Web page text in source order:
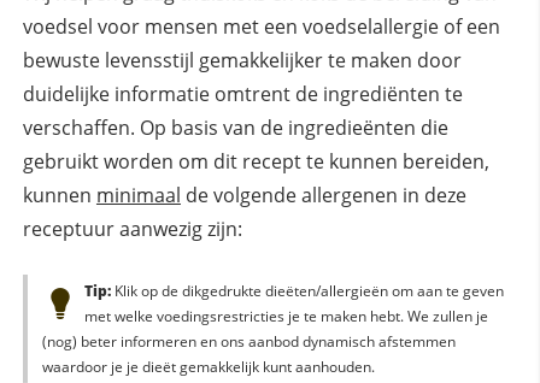
voedsel voor mensen met een voedselallergie of een
bewuste levensstijl gemakkelijker te maken door
duidelijke informatie omtrent de ingrediënten te
verschaffen. Op basis van de ingredieënten die
gebruikt worden om dit recept te kunnen bereiden,
kunnen minimaal de volgende allergenen in deze
receptuur aanwezig zijn:
Tip:Klik op de dikgedrukte dieëten/allergieën om aan te geven
met welke voedingsrestricties je te maken hebt. We zullen je
(nog) beter informeren en ons aanbod dynamisch afstemmen
waardoor je je dieët gemakkelijk kunt aanhouden.